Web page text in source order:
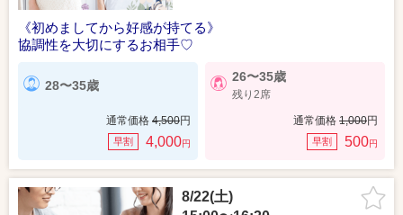
《初めましてから好感が持てる》
協調性を大切にするお相手♡
28〜35歳
通常価格 4,500円
早割 4,000円
26〜35歳
残り2席
通常価格 1,000円
早割 500円
8/22(土)